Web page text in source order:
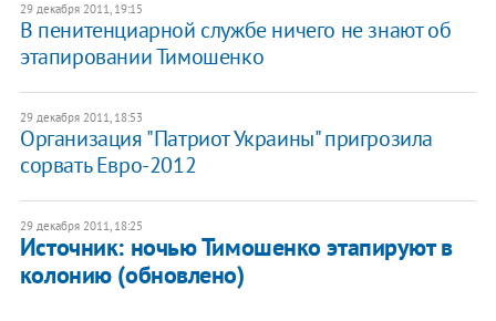
29 декабря 2011, 19:15
В пенитенциарной службе ничего не знают об
этапировании Тимошенко
29 декабря 2011, 18:53
Организация "Патриот Украины" пригрозила
сорвать Евро-2012
29 декабря 2011, 18:25
Источник: ночью Тимошенко этапируют в
колонию (обновлено)